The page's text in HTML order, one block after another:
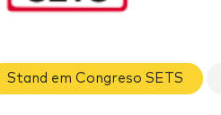
Stand em Congreso SETS